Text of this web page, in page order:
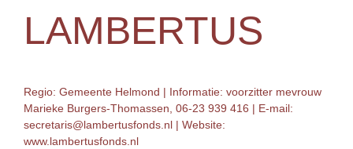
LAMBERTUS
Regio: Gemeente Helmond | Informatie: voorzitter mevrouw
Marieke Burgers-Thomassen, 06-23 939 416 | E-mail:
secretaris@lambertusfonds.nl | Website:
www.lambertusfonds.nl